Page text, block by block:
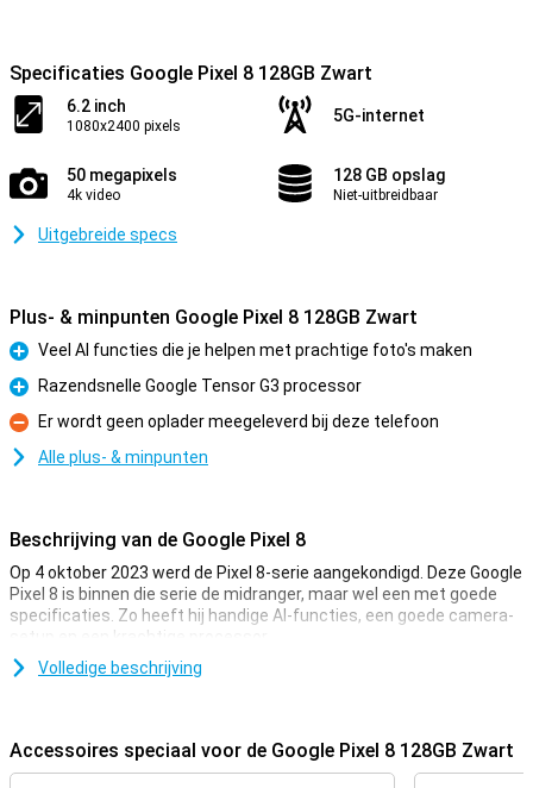
Specificaties Google Pixel 8 128GB Zwart
6.2 inch
1080x2400 pixels
5G-internet
50 megapixels
4k video
128 GB opslag
Niet-uitbreidbaar
Uitgebreide specs
Plus- & minpunten Google Pixel 8 128GB Zwart
Pluspunt
Veel AI functies die je helpen met prachtige foto's maken
Pluspunt
Razendsnelle Google Tensor G3 processor
Minpunt
Er wordt geen oplader meegeleverd bij deze telefoon
Alle plus- & minpunten
Beschrijving van de Google Pixel 8
Op 4 oktober 2023 werd de Pixel 8-serie aangekondigd. Deze Google
Pixel 8 is binnen die serie de midranger, maar wel een met goede
specificaties. Zo heeft hij handige AI-functies, een goede camera-
setup en een krachtige processor.
sneller en makkelijker uitvoert. Zo gebruik je Circle to Search door
een bepaald object op je beeldscherm te omcirkelen, waarna je het
Volledige beschrijving
Accessoires speciaal voor de Google Pixel 8 128GB Zwart